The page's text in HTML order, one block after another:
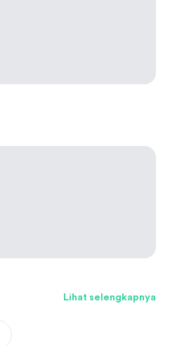
Lihat selengkapnya